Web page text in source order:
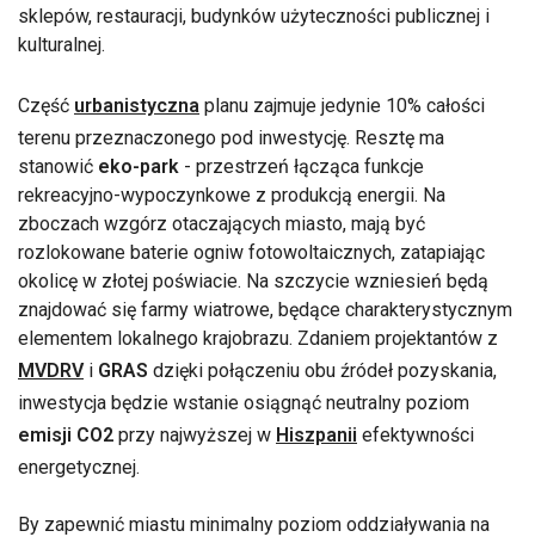
sklepów, restauracji, budynków użyteczności publicznej i
kulturalnej.
Część urbanistyczna planu zajmuje jedynie 10% całości
terenu przeznaczonego pod inwestycję. Resztę ma
stanowić eko-park - przestrzeń łącząca funkcje
rekreacyjno-wypoczynkowe z produkcją energii. Na
zboczach wzgórz otaczających miasto, mają być
rozlokowane baterie ogniw fotowoltaicznych, zatapiając
okolicę w złotej poświacie. Na szczycie wzniesień będą
znajdować się farmy wiatrowe, będące charakterystycznym
elementem lokalnego krajobrazu. Zdaniem projektantów z
MVDRVi GRAS dzięki połączeniu obu źródeł pozyskania,
inwestycja będzie wstanie osiągnąć neutralny poziom
emisji CO2 przy najwyższej w Hiszpanii efektywności
energetycznej.
By zapewnić miastu minimalny poziom oddziaływania na